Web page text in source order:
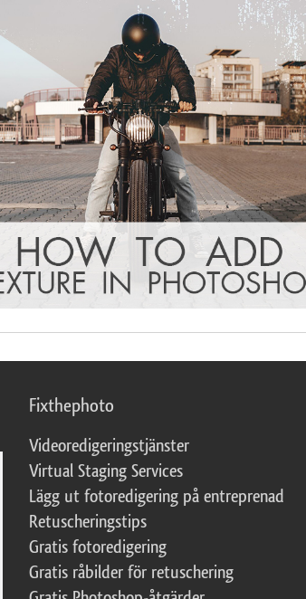
Fixthephoto
Videoredigeringstjänster
Virtual Staging Services
Lägg ut fotoredigering på entreprenad
Retuscheringstips
Gratis fotoredigering
Gratis råbilder för retuschering